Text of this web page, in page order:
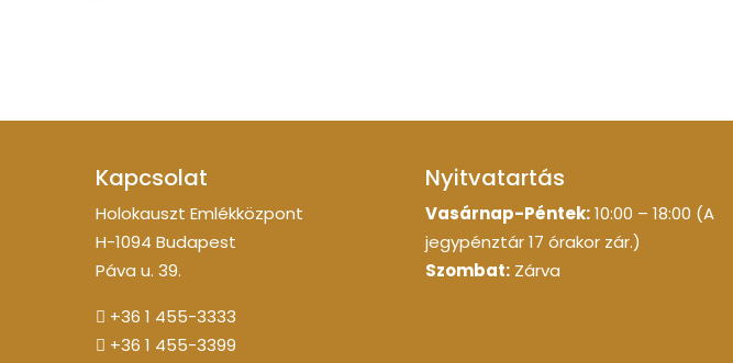
Kapcsolat
Holokauszt Emlékközpont
H-1094 Budapest
Páva u. 39.
+36 1 455-3333
+36 1 455-3399
Nyitvatartás
Vasárnap-Péntek:10:00 – 18:00 (A
jegypénztár 17 órakor zár.)
Szombat: Zárva